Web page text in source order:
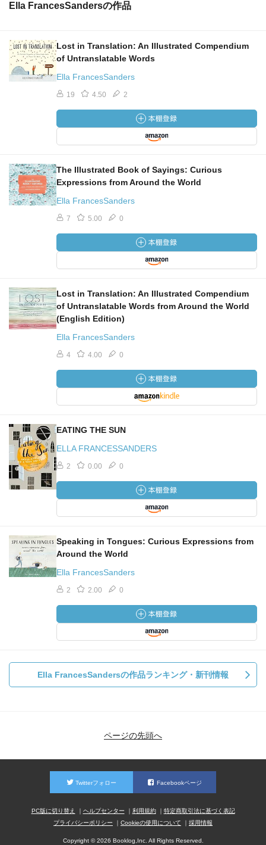
Ella FrancesSandersの作品
Lost in Translation: An Illustrated Compendium
of Untranslatable Words
Ella FrancesSanders
19 4.50 2
The Illustrated Book of Sayings: Curious
Expressions from Around the World
Ella FrancesSanders
7 5.00 0
Lost in Translation: An Illustrated Compendium
of Untranslatable Words from Around the World
(English Edition)
Ella FrancesSanders
4 4.00 0
EATING THE SUN
ELLA FRANCESSANDERS
2 0.00 0
Speaking in Tongues: Curious Expressions from
Around the World
Ella FrancesSanders
2 2.00 0
Ella FrancesSandersの作品ランキング・新刊情報
ページの先頭へ
Twitterフォロー Facebookページ
PC版に切り替え ヘルプセンター 利用規約
特定商取引法に基づく表記
プライバシーポリシー
Cookieの使用について 採用情報
Copyright © 2026 Booklog,Inc. All Rights Reserved.